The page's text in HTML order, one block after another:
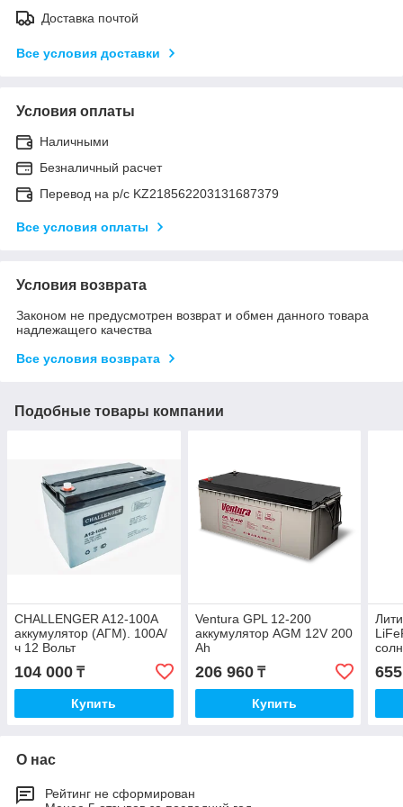
Доставка почтой
Все условия доставки
Условия оплаты
Наличными
Безналичный расчет
Перевод на р/с KZ218562203131687379
Все условия оплаты
Условия возврата
Законом не предусмотрен возврат и обмен данного товара
надлежащего качества
Все условия возврата
Подобные товары компании
CHALLENGER A12-100A
аккумулятор (АГМ). 100А/
ч 12 Вольт
104 000 ₸
Купить
Ventura GPL 12-200
аккумулятор AGM 12V 200
Ah
206 960₸
Купить
О нас
Рейтинг не сформирован